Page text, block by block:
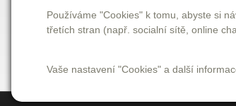
Používáme "Cookies" k tomu, abyste si
třetích stran (např. socialní sítě, online
Vaše nastavení "Cookies" a další
Naše firma CRATER HK s. r. o.
zaměřený na nejrůznější